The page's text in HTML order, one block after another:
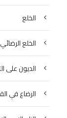
الخلع
الخلع الرضائي
الديون على
الرضاع في